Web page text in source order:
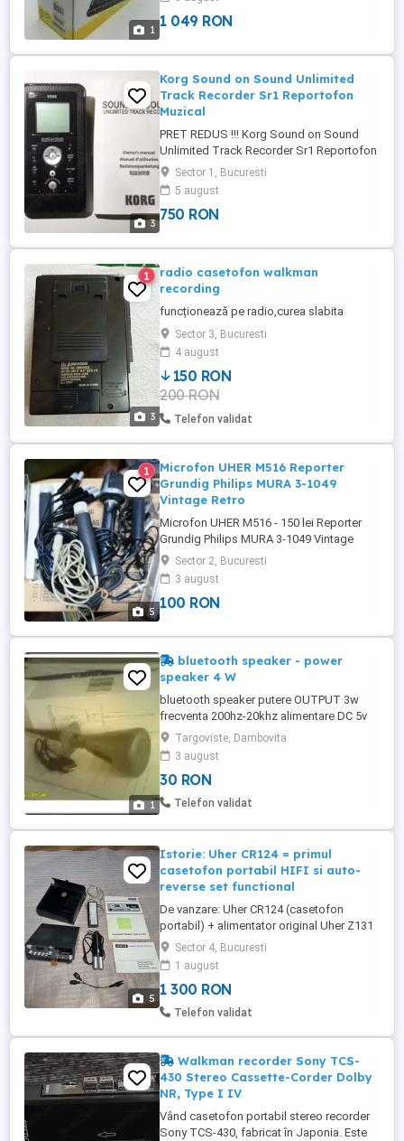
1 1 049 RON
3
Korg Sound on Sound Unlimited
Track Recorder Sr1 Reportofon
Muzical
PRET REDUS !!! Korg Sound on Sound
Unlimited Track Recorder Sr1 Reportofon
Muzical Nelimitat Functioneaza cu Card
Reportofon + Incarcator + Baterii + Cutie +
Manual! A costat 400$! Pret fix 150 Euro!
Stare perfecta!
Sector 1, Bucuresti
5 august
750 RON
3
1
radio casetofon walkman
recording
funcționează pe radio,curea slabita
Sector 3, Bucuresti
4 august
150 RON
200 RON
Telefon validat
5
1
Microfon UHER M516 Reporter
Grundig Philips MURA 3-1049
Vintage Retro
Microfon UHER M516 - 150 lei Reporter
Grundig Philips MURA 3-1049 Vintage
Retro Pret redus 100 lei bucata pt.
Grundig, Philips, MURA 3-1049
Sector 2, Bucuresti
3 august
100 RON
1
bluetooth speaker - power
speaker 4 W
bluetooth speaker putere OUTPUT 3w
frecventa 200hz-20khz alimentare DC 5v
1A power speaker 4 W bluetoth v2.1
marime difuzor 80mm inaltime, 63mm
25.39mm diametre inaltime picior
101.8mm+30mm am doar 1 bucata 30lei
Targoviste, Dambovita
3 august
30 RON
Telefon validat
5
Istorie: Uher CR124 = primul
casetofon portabil HIFI si auto-
reverse set functional
De vanzare: Uher CR124 (casetofon
portabil) + alimentator original Uher Z131
+ microfoane stereo originale Uher M640
+ cablu 2 difuzoare suplimentare +
manual folosire + manual reparatie si
schema (scanate pe card SD). Uher
CR124 : functional 100%, fara reparatii,
Sector 4, Bucuresti
1 august
1 300 RON
Telefon validat
Walkman recorder Sony TCS-
430 Stereo Cassette-Corder Dolby
NR, Type I IV
Vând casetofon portabil stereo recorder
Sony TCS-430, fabricat în Japonia. Este